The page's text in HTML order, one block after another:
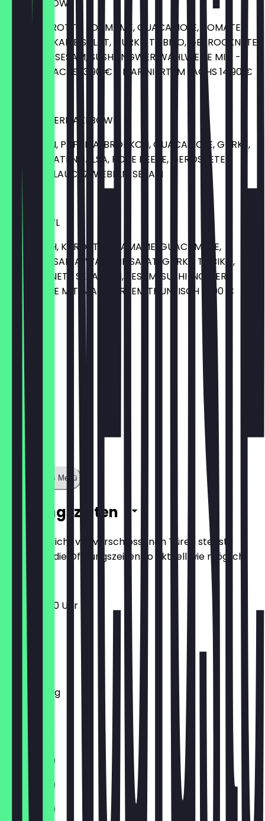
SALMON BOWL
LACHS, KAROTTE, EDAMAME, GUACAMOLE, TOMATEN
SALSA, WAKAME SALAT, GURKE, TOBIKO, GETROCKNETE
SEEALGEN, SESAM, SUSHI INGWER WAHLWEISE MIT: -
RÄUCHERLACHS 13,90 € - MARINIERTEM LACHS 14,90 €
CHICKEN TERIYAKI BOWL
HÄHNCHEN, PAPRIKA, BROKKOLI, GUACAMOLE, GURKE,
MAIS, TOMATEN SALSA, ROTE BEETE, GERÖSTETE
ZWIEBELN, LAUCHZWIEBELN, SESAM
13,90 €
TUNA BOWL
THUNFISCH, KAROTTE, EDAMAME, GUACAMOLE,
TOMATEN SALSA, WAKAME SALAT, GURKE, TOBIKO,
GETROCKNETE SEEALGEN, SESAM, SUSHI INGWER
WAHLWEISE MIT: MARINIERTEM THUNFISCH 16,90 €
15,90 €
Zeige ganzes Menü
Öffnungszeiten
Damit du nicht vor verschlossenen Türen stehst,
halten wir die Öffnungszeiten so aktuell wie möglich.
16:00 - 21:00 Uhr
Montag
Dienstag
Mittwoch
Donnerstag
Freitag
Samstag
Sonntag
11:30 - 21:00
11:30 - 21:00
11:30 - 21:00